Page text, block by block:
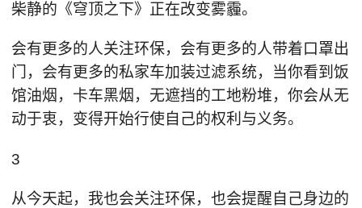
柴静的《穹顶之下》正在改变雾霾。
会有更多的人关注环保，会有更多的人带着口罩出
门，会有更多的私家车加装过滤系统，当你看到饭
馆油烟，卡车黑烟，无遮挡的工地粉堆，你会从无
动于衷，变得开始行使自己的权利与义务。
3
从今天起，我也会关注环保，也会提醒自己身边的